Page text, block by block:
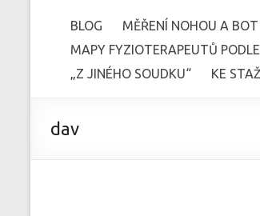
BLOG MĚŘENÍ NOHOU A BOT
MAPY FYZIOTERAPEUTŮ
„Z JINÉHO SOUDKU“
KE
dav